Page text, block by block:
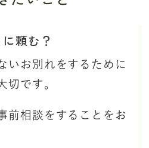
に頼む？
いお別れをするために
切です。
前相談をすることをお